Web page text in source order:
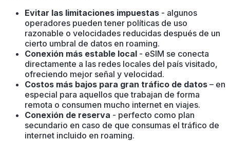
Evitar las limitaciones impuestas - algunos
operadores pueden tener políticas de uso
razonable o velocidades reducidas después de un
cierto umbral de datos en roaming.
Conexión más estable local - eSIM se conecta
directamente a las redes locales del país visitado,
ofreciendo mejor señal y velocidad.
Costos más bajos para gran tráfico de datos – en
especial para aquellos que trabajan de forma
remota o consumen mucho internet en viajes.
Conexión de reserva - perfecto como plan
secundario en caso de que consumas el tráfico de
internet incluido en roaming.